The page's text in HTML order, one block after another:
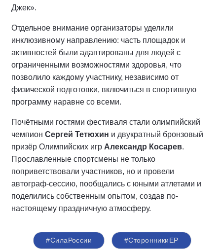
Джек».
Отдельное внимание организаторы уделили
инклюзивному направлению: часть площадок и
активностей были адаптированы для людей с
ограниченными возможностями здоровья, что
позволило каждому участнику, независимо от
физической подготовки, включиться в спортивную
программу наравне со всеми.
Почётными гостями фестиваля стали олимпийский
чемпион Сергей Тетюхин и двукратный бронзовый
призёр Олимпийских игр Александр Косарев.
Прославленные спортсмены не только
поприветствовали участников, но и провели
автограф-сессию, пообщались с юными атлетами и
поделились собственным опытом, создав по-
настоящему праздничную атмосферу.
#СилаРоссии #СторонникиЕР